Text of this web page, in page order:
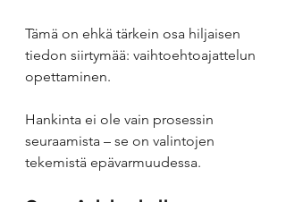
Tämä on ehkä tärkein osa hiljaisen
tiedon siirtymää: vaihtoehtoajattelun
opettaminen.
Hankinta ei ole vain prosessin
seuraamista – se on valintojen
tekemistä epävarmuudessa.